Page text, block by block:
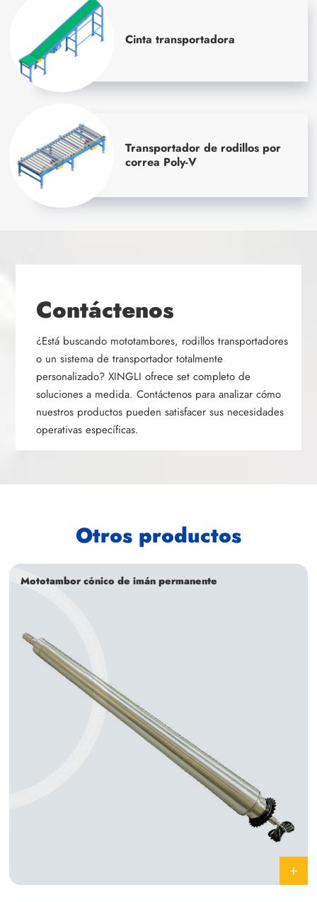
Cinta transportadora
Transportador de rodillos por
correa Poly-V
Contáctenos
¿Está buscando mototambores, rodillos transportadores
o un sistema de transportador totalmente
personalizado? XINGLI ofrece set completo de
soluciones a medida. Contáctenos para analizar cómo
nuestros productos pueden satisfacer sus necesidades
operativas específicas.
Otros productos
Mototambor cónico de imán permanente